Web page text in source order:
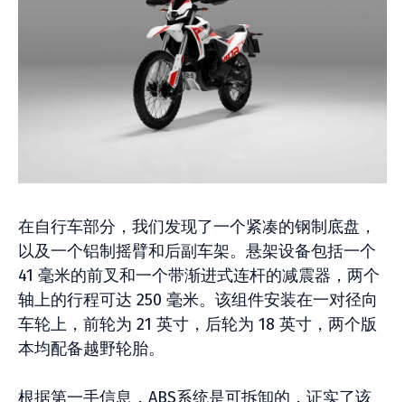
在自行车部分，我们发现了一个紧凑的钢制底盘，
以及一个铝制摇臂和后副车架。悬架设备包括一个
41 毫米的前叉和一个带渐进式连杆的减震器，两个
轴上的行程可达 250 毫米。该组件安装在一对径向
车轮上，前轮为 21 英寸，后轮为 18 英寸，两个版
本均配备越野轮胎。
根据第一手信息，ABS系统是可拆卸的，证实了该